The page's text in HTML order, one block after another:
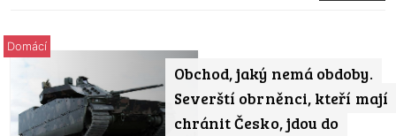
Obchod, jaký nemá obdoby.
Severští obrněnci, kteří mají
chránit Česko, jdou do
Domácí